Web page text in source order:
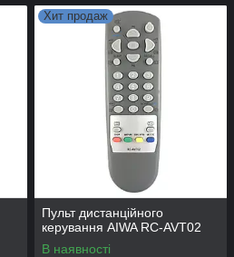
Хит продаж
Пульт дистанційного
керування AIWA RC-AVT02
В наявності